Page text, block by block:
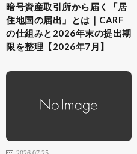
暗号資産取引所から届く「居
住地国の届出」とは｜CARF
の仕組みと2026年末の提出期
限を整理【2026年7月】